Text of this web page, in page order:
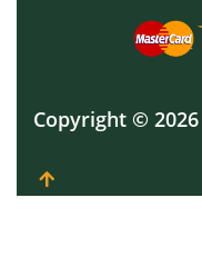
Copyright © 2026